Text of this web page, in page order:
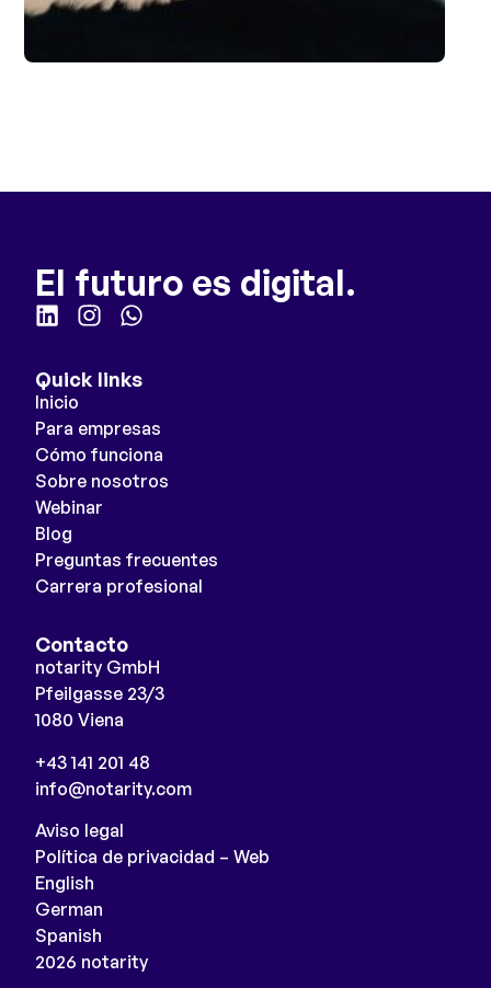
El futuro es digital.
Quick links
Inicio
Para empresas
Cómo funciona
Sobre nosotros
Webinar
Blog
Preguntas frecuentes
Carrera profesional
Contacto
notarity GmbH
Pfeilgasse 23/3
1080 Viena
+43 141 201 48
info@notarity.com
2026 notarity
Aviso legal
Política de privacidad – Web
English
German
Spanish